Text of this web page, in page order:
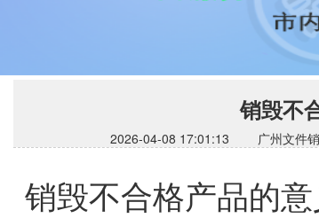
销毁不
2026-04-08 17:01:13 广州文件销
销毁不合格产品的